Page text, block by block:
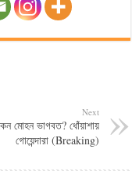
Next
মোহন ভাগবত? ধোঁয়াশায়
গোয়েন্দারা (Breaking)